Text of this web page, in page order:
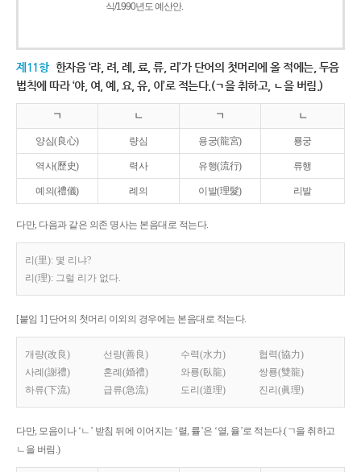
식/1990년도 예산안.
제11항 한자음 ‘랴, 려, 례, 료, 류, 리’가 단어의 첫머리에 올 적에는, 두음
법칙에 따라 ‘야, 여, 예, 요, 유, 이’로 적는다.(ㄱ을 취하고, ㄴ을 버림.)
ㄱ ㄴ ㄱ ㄴ
양심(良心) 량심 용궁(龍宮) 룡궁
역사(歷史) 력사 유행(流行) 류행
예의(禮儀) 례의 이발(理髮) 리발
다만, 다음과 같은 의존 명사는 본음대로 적는다.
리(里): 몇 리냐?
리(理): 그럴 리가 없다.
[붙임 1] 단어의 첫머리 이외의 경우에는 본음대로 적는다.
개량(改良) 선량(善良) 수력(水力)
협력(協力)
사례(謝禮)
혼례(婚禮) 와룡(臥龍)
쌍룡(雙龍)
하류(下流)
급류(急流) 도리(道理) 진리(眞理)
다만, 모음이나 ‘ㄴ’ 받침 뒤에 이어지는 ‘렬, 률’은 ‘열, 율’로 적는다.(ㄱ을 취하고
ㄴ을 버림.)